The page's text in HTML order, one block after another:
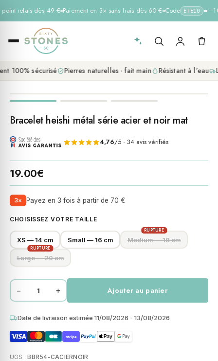
relais dès 49 € Paiement en 3× sans frais dès 60 € Code ETE10 =
100% sécurisé Pierres naturelles · fait main Résistant à l’eau
promo
Bracelet heishi métal série acier et noir mat
4,76/5 · 34 avis vérifiés
19.00€
3× Payez en 3 fois à partir de 70 €
CHOISISSEZ VOTRE TAILLE
XS — 14 cm Small — 16 cm Medium — 18 cm
RUPTURE
Large — 20 cm
RUPTURE
quantité
Bracelet
heishi
métal
série
− + Ajouter au panier
Date de livraison estimée 11/08/2026 - 13/08/2026
stripe
UGS :BBR54-CACIERNOIR